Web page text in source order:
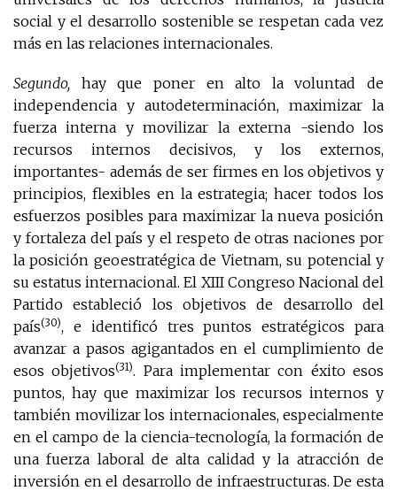
social y el desarrollo sostenible se respetan cada vez
más en las relaciones internacionales.
Segundo, hay que poner en alto la voluntad de
independencia y autodeterminación, maximizar la
fuerza interna y movilizar la externa -siendo los
recursos internos decisivos, y los externos,
importantes- además de ser firmes en los objetivos y
principios, flexibles en la estrategia; hacer todos los
esfuerzos posibles para maximizar la nueva posición
y fortaleza del país y el respeto de otras naciones por
la posición geoestratégica de Vietnam, su potencial y
su estatus internacional. El XIII Congreso Nacional del
Partido estableció los objetivos de desarrollo del
país(30), e identificó tres puntos estratégicos para
avanzar a pasos agigantados en el cumplimiento de
esos objetivos(31). Para implementar con éxito esos
puntos, hay que maximizar los recursos internos y
también movilizar los internacionales, especialmente
en el campo de la ciencia-tecnología, la formación de
una fuerza laboral de alta calidad y la atracción de
inversión en el desarrollo de infraestructuras. De esta